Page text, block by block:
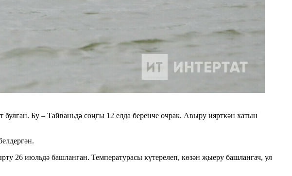
Бу – Тайваньдә соңгы 12 елда беренче очрак. Авыру иярткән хатын
26 июльдә башланган. Температурасы күтерелеп, көзән җыеру башлангач, ул